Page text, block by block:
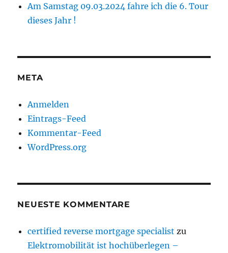
Am Samstag 09.03.2024 fahre ich die 6. Tour
dieses Jahr !
META
Anmelden
Eintrags-Feed
Kommentar-Feed
WordPress.org
NEUESTE KOMMENTARE
certified reverse mortgage specialist zu
Elektromobilität ist hochüberlegen –